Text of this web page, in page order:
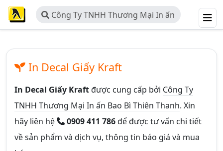
Công Ty TNHH Thương Mại In ấn
Bao Bì Thiên Thanh
In Decal Giấy Kraft
In Decal Giấy Kraftđược cung cấp bởi Công Ty
TNHH Thương Mại In ấn Bao Bì Thiên Thanh. Xin
hãy liên hệ
0909 411 786để được tư vấn chi tiết
về sản phẩm và dịch vụ, thông tin báo giá và mua